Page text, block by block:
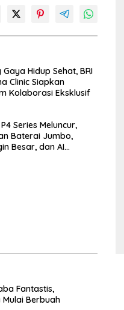
Hidup Sehat, BRI
Clinic Siapkan
Kolaborasi Eksklusif
Series Meluncur,
Baterai Jumbo,
Besar, dan AI
Fantastis,
Berbuah